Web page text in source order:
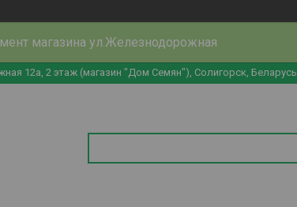
магазина ул.Железнодорожная
12а, 2 этаж (магазин "Дом Семян"), Солигорск, Беларусь